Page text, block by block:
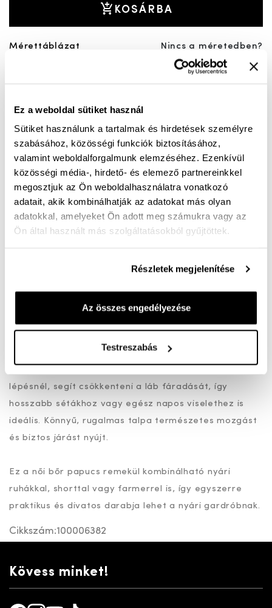
Ez a weboldal sütiket használ
Sütiket használunk a tartalmak és hirdetések személyre
szabásához, közösségi funkciók biztosításához,
valamint weboldalforgalmunk elemzéséhez. Ezenkívül
közösségi média-, hirdető- és elemező partnereinkkel
megosztjuk az Ön weboldalhasználatra vonatkozó
adatait, akik kombinálhatják az adatokat más olyan
adatokkal, amelyeket Ön adott meg számukra vagy az
Ön által használt más szolgáltatásokból gyűjtöttek.
Részletek megjelenítése
Az összes engedélyezése
Testreszabás
KOSÁRBA
Mérettáblázat
Nincs a méretedben?
Ingyenes kiszállítás 25 000 Ft felett
A női bőr papucs tökéletes választás a nyári napokra,
ha a kényelmes viseletet stílusos megjelenéssel
szeretnéd ötvözni. Letisztult fazonja könnyed
eleganciát sugároz, miközben egész napos komfortot
biztosít.
A felsőrészén található két állítható csatos pánt
és kényelmes tartást nyújt. A puha bőr felsőrész
lépésnél, segít csökkenteni a láb fáradását, így
hosszabb sétákhoz vagy egész napos viselethez is
ideális. Könnyű, rugalmas talpa természetes mozgást
és biztos járást nyújt.
Ez a női bőr papucs remekül kombinálható nyári
ruhákkal, shorttal vagy farmerrel is, így egyszerre
praktikus és divatos darabja lehet a nyári gardróbnak.
Cikkszám:100006382
Kövess minket!